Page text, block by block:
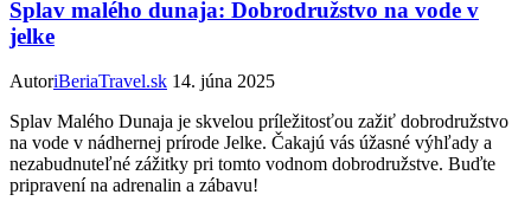
Splav malého dunaja: Dobrodružstvo na vode v
jelke
AutoriBeriaTravel.sk 14. júna 2025
Splav Malého Dunaja je skvelou príležitosťou zažiť dobrodružstvo
na vode v nádhernej prírode Jelke. Čakajú vás úžasné výhľady a
nezabudnuteľné zážitky pri tomto vodnom dobrodružstve. Buďte
pripravení na adrenalin a zábavu!